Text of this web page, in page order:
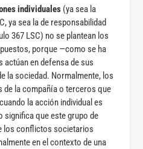
individuales (ya sea la
ya sea la de responsabilidad
367 LSC) no se plantean los
porque —como se ha
en defensa de sus
la sociedad. Normalmente, los
de la compañía o terceros que
la acción individual es
significa que este grupo de
los conflictos societarios
en el contexto de una